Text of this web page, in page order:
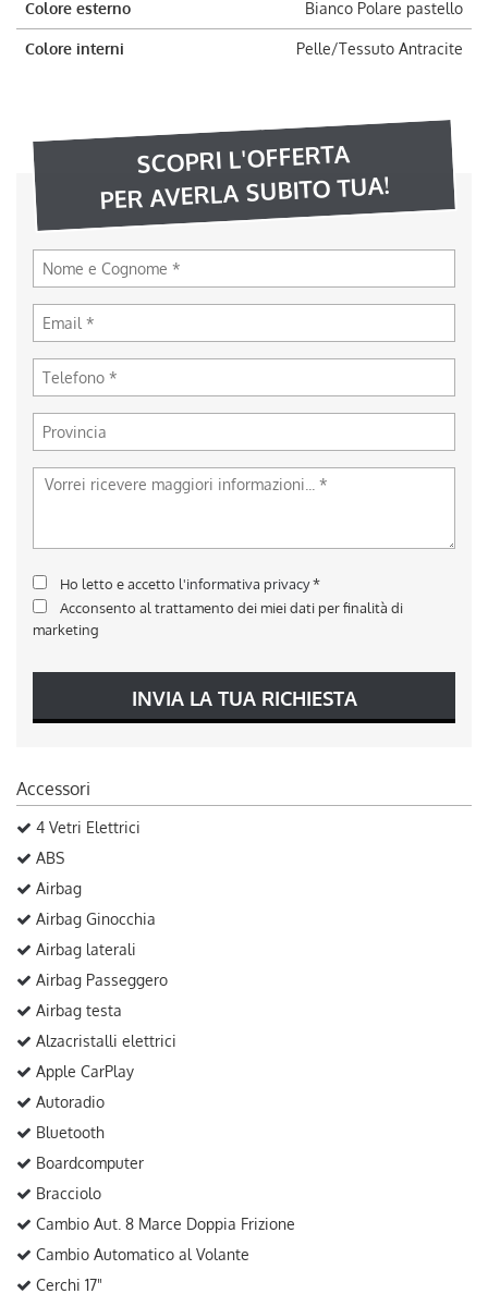
Colore esterno Bianco Polare pastello
Colore interni Pelle/Tessuto Antracite
SCOPRI L'OFFERTA
PER AVERLA SUBITO TUA!
Ho letto e accetto l'informativa privacy*
Acconsento al trattamento dei miei dati per finalità di
marketing
INVIA LA TUA RICHIESTA
Accessori
4 Vetri Elettrici
ABS
Airbag
Airbag Ginocchia
Airbag laterali
Airbag Passeggero
Airbag testa
Alzacristalli elettrici
Apple CarPlay
Autoradio
Bluetooth
Boardcomputer
Bracciolo
Cambio Aut. 8 Marce Doppia Frizione
Cambio Automatico al Volante
Cerchi 17"